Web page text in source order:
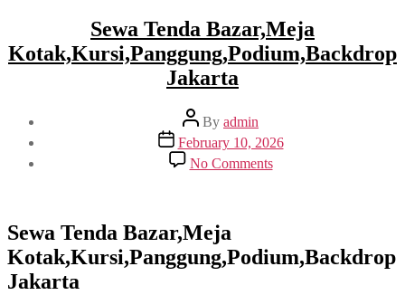
Sewa Tenda Bazar,Meja
Kotak,Kursi,Panggung,Podium,Backdrop
Jakarta
Post
author
By admin
Post
date
February 10, 2026
No Commentson
Sewa
Sewa Tenda Bazar,Meja
Kotak,Kursi,Panggung,Podium,Backdrop
Jakarta